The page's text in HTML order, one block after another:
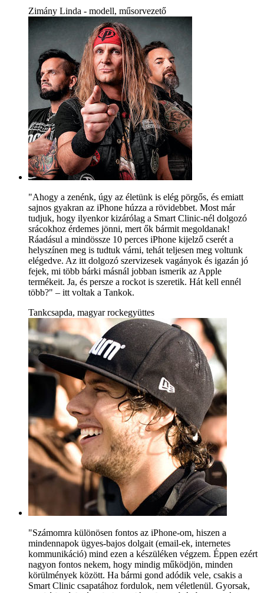
Zimány Linda - modell, műsorvezető
"Ahogy a zenénk, úgy az életünk is elég pörgős, és emiatt
sajnos gyakran az iPhone húzza a rövidebbet. Most már
tudjuk, hogy ilyenkor kizárólag a Smart Clinic-nél dolgozó
srácokhoz érdemes jönni, mert ők bármit megoldanak!
Ráadásul a mindössze 10 perces iPhone kijelző cserét a
helyszínen meg is tudtuk várni, tehát teljesen meg voltunk
elégedve. Az itt dolgozó szervizesek vagányok és igazán jó
fejek, mi több bárki másnál jobban ismerik az Apple
termékeit. Ja, és persze a rockot is szeretik. Hát kell ennél
több?" – itt voltak a Tankok.
Tankcsapda, magyar rockegyüttes
"Számomra különösen fontos az iPhone-om, hiszen a
mindennapok ügyes-bajos dolgait (email-ek, internetes
kommunikáció) mind ezen a készüléken végzem. Éppen ezért
nagyon fontos nekem, hogy mindig működjön, minden
körülmények között. Ha bármi gond adódik vele, csakis a
Smart Clinic csapatához fordulok, nem véletlenül. Gyorsak,